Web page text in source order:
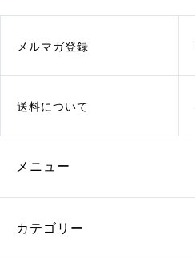
メルマガ登録
送料について
メニュー
カテゴリー